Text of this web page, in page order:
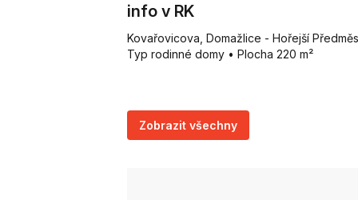
info v RK
Kovařovicova, Domažlice - Hořejší
Typ rodinné domy • Plocha 220 m²
Zobrazit všechny